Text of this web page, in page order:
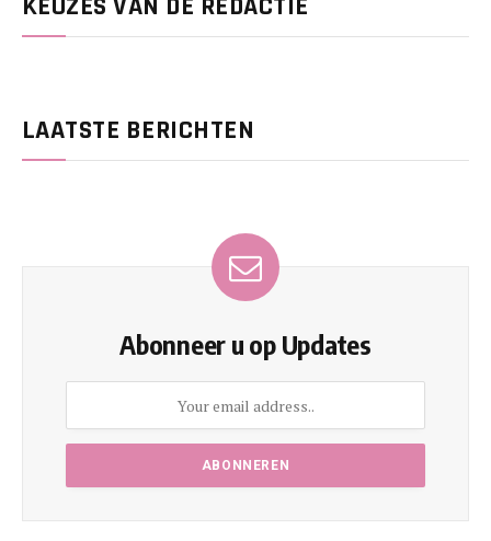
KEUZES VAN DE REDACTIE
LAATSTE BERICHTEN
Abonneer u op Updates